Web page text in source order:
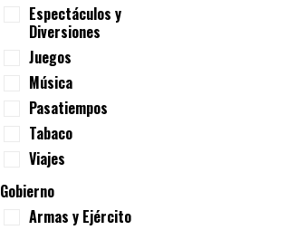
Espectáculos y
Diversiones
Juegos
Música
Pasatiempos
Tabaco
Viajes
Gobierno
Armas y Ejército